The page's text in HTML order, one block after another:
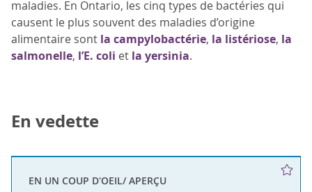
maladies. En Ontario, les cinq types de bactéries qui
causent le plus souvent des maladies d’origine
alimentaire sont la campylobactérie, la listériose, la
salmonelle, l’E. coli et la yersinia.
En vedette
EN UN COUP D'OEIL/ APERÇU